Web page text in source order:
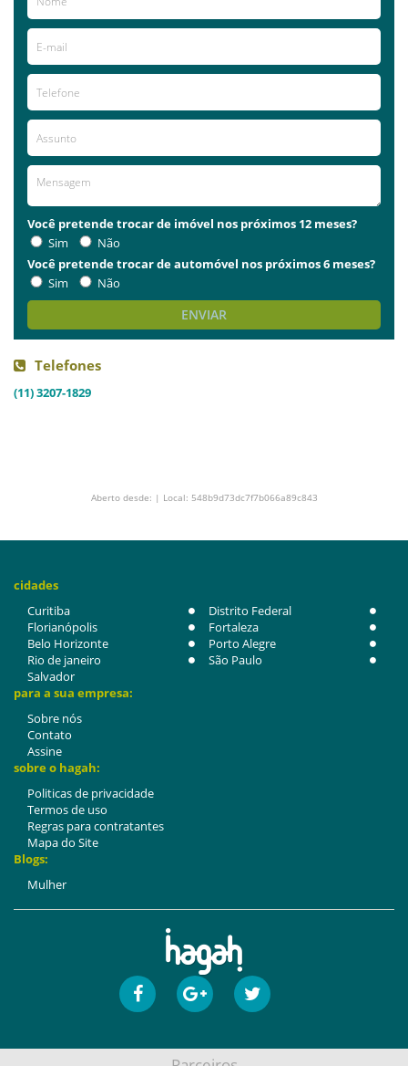
Você pretende trocar de imóvel nos próximos 12 meses?
Sim
Não
Você pretende trocar de automóvel nos próximos 6 meses?
Sim
Não
ENVIAR
Telefones
(11) 3207-1829
Aberto desde: | Local: 548b9d73dc7f7b066a89c843
cidades
Curitiba
Distrito Federal
Florianópolis
Fortaleza
Belo Horizonte
Porto Alegre
Rio de janeiro
São Paulo
Salvador
para a sua empresa:
Sobre nós
Contato
Assine
sobre o hagah:
Politicas de privacidade
Termos de uso
Regras para contratantes
Mapa do Site
Blogs:
Mulher